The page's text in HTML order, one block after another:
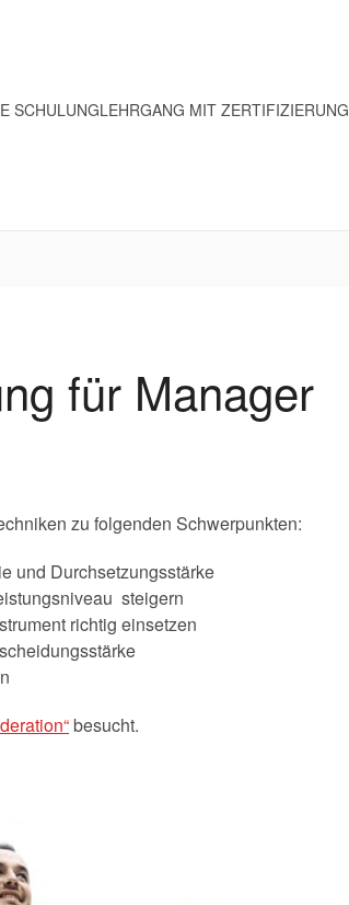
SCHULUNGLEHRGANG MIT ZERTIFIZIERUNG
für Manager
zu folgenden Schwerpunkten:
und Durchsetzungsstärke
steigern
richtig einsetzen
besucht.